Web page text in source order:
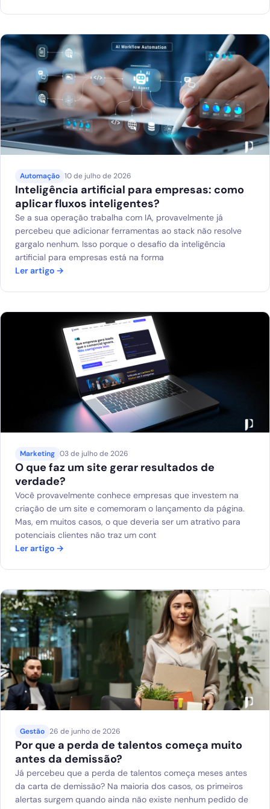
Automação 10 de julho de 2026
Inteligência artificial para empresas: como
aplicar fluxos inteligentes?
Se a sua operação trabalha com IA, provavelmente já
percebeu que adicionar ferramentas ao stack não resolve
gargalo nenhum. Isso porque o desafio da inteligência
artificial para empresas está na forma
Ler artigo →
Marketing 03 de julho de 2026
O que faz um site gerar resultados de
verdade?
Você provavelmente conhece empresas que investem na
criação de um site e comemoram o lançamento da página.
Mas, em muitos casos, o que deveria ser um atrativo para
potenciais clientes não traz um cont
Ler artigo →
Gestão 26 de junho de 2026
Por que a perda de talentos começa muito
antes da demissão?
Já percebeu que a perda de talentos começa meses antes
da carta de demissão? Na maioria dos casos, os primeiros
alertas surgem quando ainda não existe nenhum pedido de